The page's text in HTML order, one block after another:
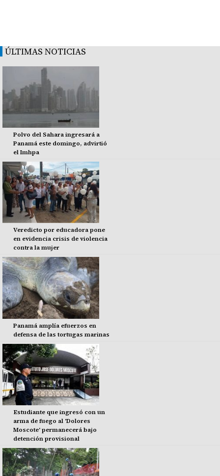
ÚLTIMAS NOTICIAS
Polvo del Sahara ingresará a
Panamá este domingo, advirtió
el Imhpa
Veredicto por educadora pone
en evidencia crisis de violencia
contra la mujer
Panamá amplía efuerzos en
defensa de las tortugas marinas
Estudiante que ingresó con un
arma de fuego al 'Dolores
Moscote' permanecerá bajo
detención provisional